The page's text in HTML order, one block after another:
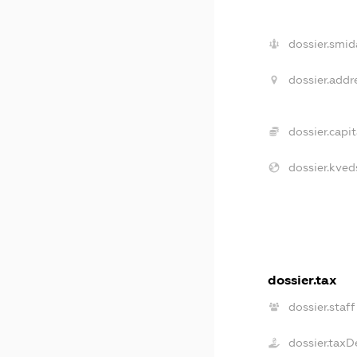
dossier.tax
dossier.staff